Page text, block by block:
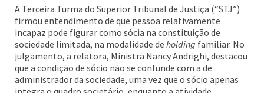
A Terceira Turma do Superior Tribunal de Justiça (“STJ”)
firmou entendimento de que pessoa relativamente
incapaz pode figurar como sócia na constituição de
sociedade limitada, na modalidade de holding familiar. No
julgamento, a relatora, Ministra Nancy Andrighi, destacou
que a condição de sócio não se confunde com a de
administrador da sociedade, uma vez que o sócio apenas